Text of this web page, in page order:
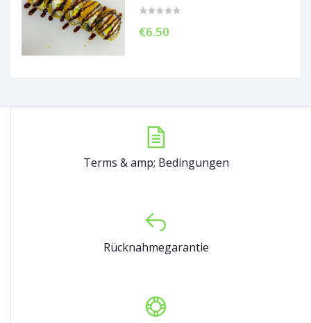
€6.50
Terms & amp; Bedingungen
Rücknahmegarantie